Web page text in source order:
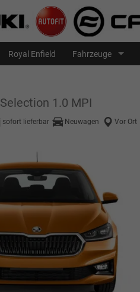
Royal Enfield Fahrzeuge
Selection 1.0 MPI
sofort lieferbar Neuwagen Vor Ort